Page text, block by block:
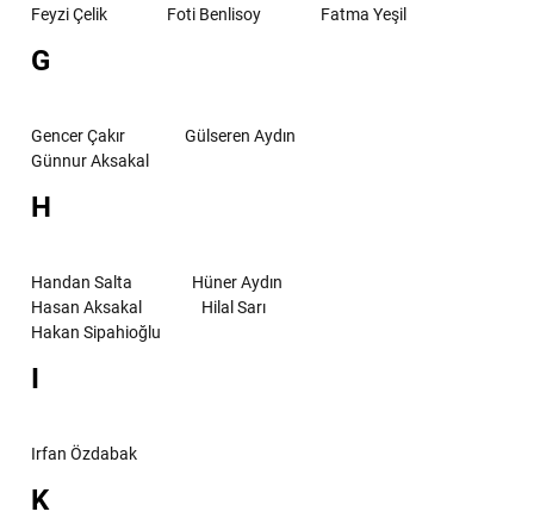
Feyzi Çelik
Foti Benlisoy Fatma Yeşil
G
Gencer Çakır
Gülseren Aydın
Günnur Aksakal
H
Handan Salta
Hüner Aydın
Hasan Aksakal
Hilal Sarı
Hakan Sipahioğlu
I
Irfan Özdabak
K